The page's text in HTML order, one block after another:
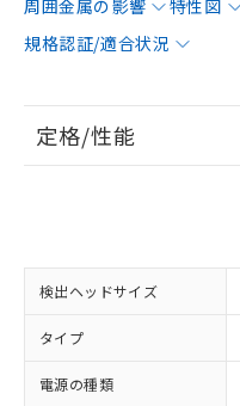
周囲金属の影響
特性図
規格認証/適合状況
定格/性能
検出ヘッドサイズ
タイプ
電源の種類